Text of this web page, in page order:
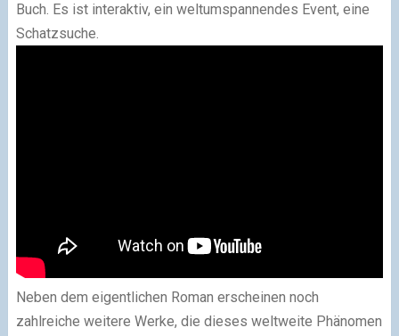
Buch. Es ist interaktiv, ein weltumspannendes Event, eine
Schatzsuche.
Neben dem eigentlichen Roman erscheinen noch
zahlreiche weitere Werke, die dieses weltweite Phänomen